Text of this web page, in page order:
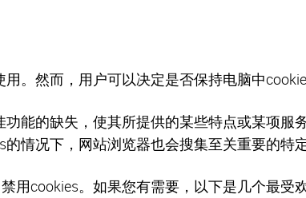
。然而，用户可以决定是否保持电脑中
能的缺失，使其所提供的某些特点或某项服
情况下，网站浏览器也会搜集至关重要的特
用cookies。如果您有需要，以下是几个最受